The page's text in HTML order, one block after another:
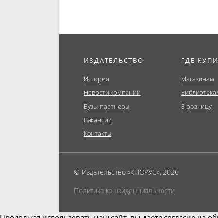
ИЗДАТЕЛЬСТВО
История
Новости компании
Вузы-партнеры
Вакансии
Контакты
ГДЕ
Магазинам
В розницу
© Издательство «КНОРУС», 2026
Политика конфиденциальности